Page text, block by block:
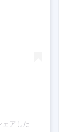
Couleur Memeさん(@couleur_meme)がシェアした投稿